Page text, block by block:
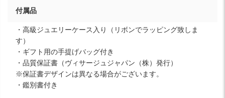
付属品
・高級ジュエリーケース入り（リボンでラッピング致しま
す）
・ギフト用の手提げバッグ付き
・品質保証書（ヴィサージュジャパン（株）発行）
※保証書デザインは異なる場合がございます。
・鑑別書付き